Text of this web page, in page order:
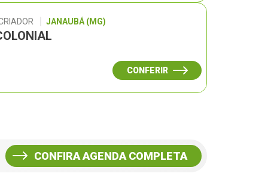
JANAUBÁ (MG)
CONFERIR
CONFIRA AGENDA COMPLETA